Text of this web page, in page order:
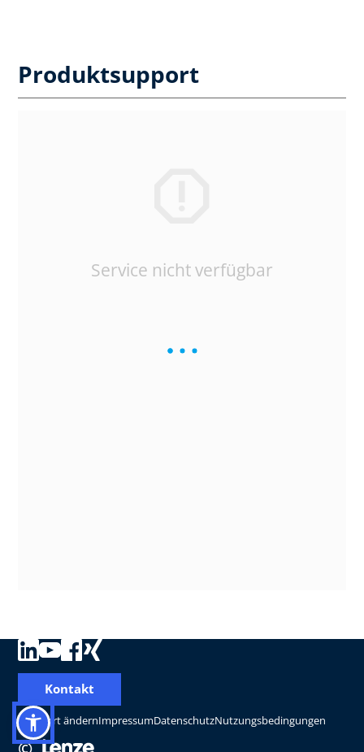
Produktsupport
Service nicht verfügbar
Standort ändernImpressumDatenschutzNutzungsbedingungen
Kontakt